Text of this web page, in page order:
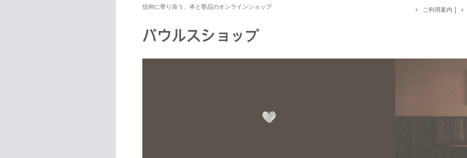
信仰に寄り添う、本と聖品のオンラインショップ ご利用案内 ｜